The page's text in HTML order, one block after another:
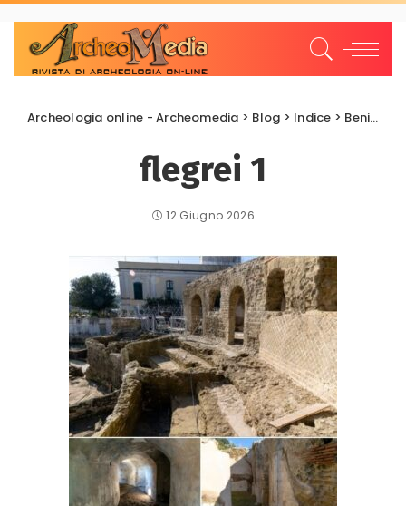
Archeologia online - Archeomedia > Blog > Indice > Beni da salvare
flegrei 1
12 Giugno 2026